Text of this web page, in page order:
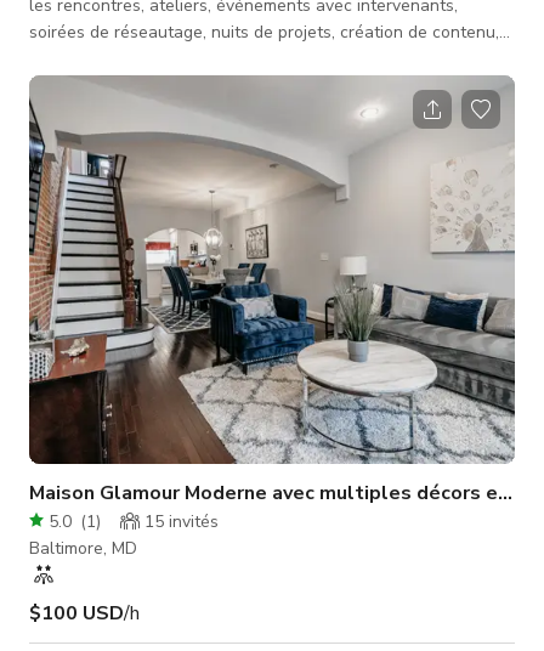
les rencontres, ateliers, événements avec intervenants,
soirées de réseautage, nuits de projets, création de contenu,
avec la communauté et la collaboration à l'esprit, la
disposition peut facilement être personnalisée pour s'adapter
à une variété de styles d'événements. Capacité jusqu'à 65
personnes.
Maison Glamour Moderne avec multiples décors et
5.0 (1) 15 invités
Baltimore, MD
$100 USD/h